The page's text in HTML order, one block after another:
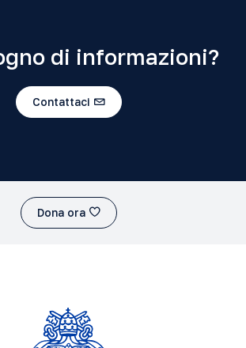
di informazioni?
Contattaci
Dona ora